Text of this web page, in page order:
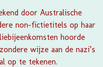
door Australische
non-fictietitels op haar
hoorde
wijze aan de nazi’s
op te tekenen.